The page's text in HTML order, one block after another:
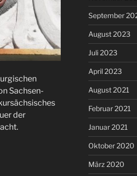
Sachsen-
der
September
August 2023
Juli 2023
April 2023
August 2021
Februar 2021
Januar 2021
Oktober 2020
März 2020